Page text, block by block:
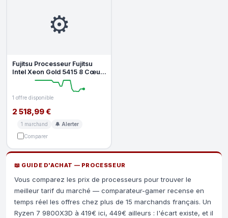
⚙️
Fujitsu Processeur Fujitsu
Intel Xeon Gold 5415 8 Cœurs
2,9 GHz Base 4,1 GHz Tur
1 offre disponible
2 518,99 €
1 marchand
🔔 Alerter
Comparer
📖 GUIDE D'ACHAT — PROCESSEUR
Vous comparez les prix de processeurs pour trouver le
meilleur tarif du marché — comparateur-gamer recense en
temps réel les offres chez plus de 15 marchands français. Un
Ryzen 7 9800X3D à 419€ ici, 449€ ailleurs : l'écart existe, et il